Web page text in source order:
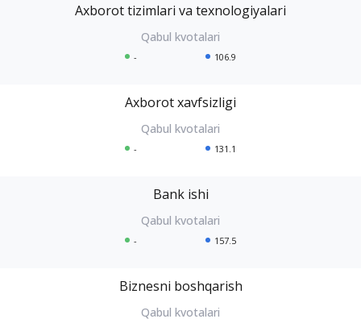
Axborot tizimlari va texnologiyalari
- 106.9
Axborot xavfsizligi
- 131.1
Bank ishi
- 157.5
Biznesni boshqarish